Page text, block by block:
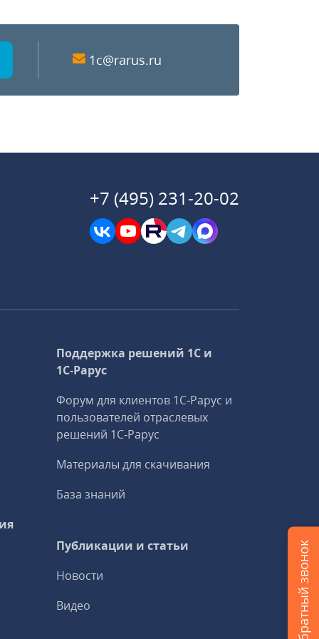
1c@rarus.ru
+7 (495) 231-20-02
Поддержка решений 1С и
1С‑Рарус
Форум для клиентов 1С‑Рарус и
пользователей отраслевых
решений 1С‑Рарус
Материалы для скачивания
База знаний
Публикации и статьи
Новости
Видео